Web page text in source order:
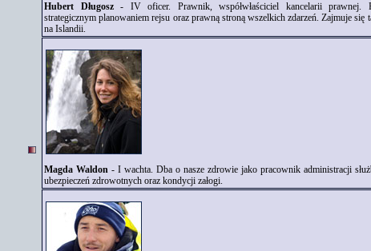
Hubert Długosz- IV oficer. Prawnik, współwłaściciel kancelarii prawnej.
strategicznym planowaniem rejsu oraz prawną stroną wszelkich zdarzeń. Zajmuje się
na Islandii.
Magda Waldon - I wachta. Dba o nasze zdrowie jako pracownik administracji
ubezpieczeń zdrowotnych oraz kondycji załogi.